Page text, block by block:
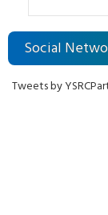
Social
Tweets by